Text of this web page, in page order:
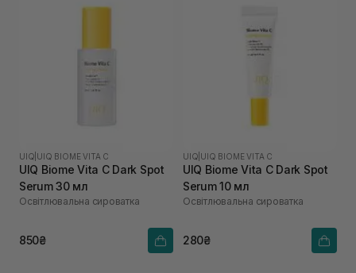
UIQ UIQ BIOME VITA C
UIQ Biome Vita C Dark Spot
Serum 30 мл
Освітлювальна сироватка
850₴
UIQ UIQ BIOME VITA C
UIQ Biome Vita C Dark Spot
Serum 10 мл
Освітлювальна сироватка
280₴